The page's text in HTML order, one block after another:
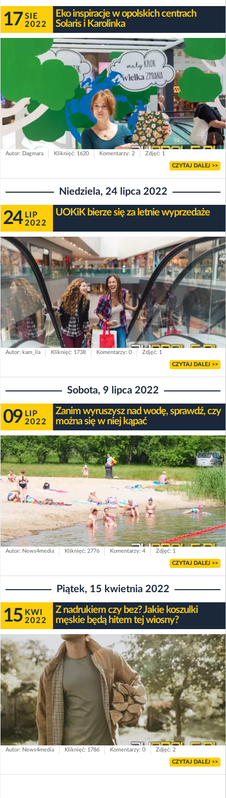
17 SIE
2022
Eko inspiracje w opolskich centrach
Solaris i Karolinka
Autor: Dagmara Kliknięć: 1620 Komentarzy: 2 Zdjęć: 1
CZYTAJ DALEJ >>
Niedziela, 24 lipca 2022
24 LIP
2022
UOKiK bierze się za letnie wyprzedaże
Autor: kam_ila Kliknięć: 1738 Komentarzy: 0 Zdjęć: 1
CZYTAJ DALEJ >>
Sobota, 9 lipca 2022
09 LIP
2022
Zanim wyruszysz nad wodę, sprawdź, czy
można się w niej kąpać
Autor: News4media Kliknięć: 2776 Komentarzy: 4 Zdjęć: 1
CZYTAJ DALEJ >>
Piątek, 15 kwietnia 2022
15 KWI
2022
Z nadrukiem czy bez? Jakie koszulki
męskie będą hitem tej wiosny?
Autor: News4media Kliknięć: 1786 Komentarzy: 0 Zdjęć: 2
CZYTAJ DALEJ >>